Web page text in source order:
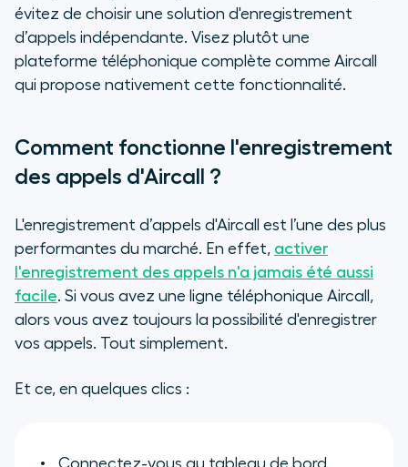
évitez de choisir une solution d'enregistrement
d’appels indépendante. Visez plutôt une
plateforme téléphonique complète comme Aircall
qui propose nativement cette fonctionnalité.
Comment fonctionne l'enregistrement
des appels d'Aircall ?
L'enregistrement d’appels d'Aircall est l’une des plus
performantes du marché. En effet, activer
l'enregistrement des appels n'a jamais été aussi
facile. Si vous avez une ligne téléphonique Aircall,
alors vous avez toujours la possibilité d'enregistrer
vos appels. Tout simplement.
Et ce, en quelques clics :
Connectez-vous au tableau de bord